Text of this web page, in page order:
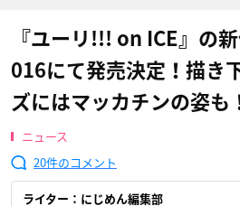
『ユーリ!!! on ICE』の
016にて発売決定！描き
ズにはマッカチンの姿も
ニュース
20
ライター：にじめん編集部